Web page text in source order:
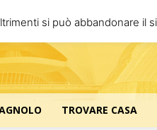
TROVARE CASA
si può abbandonare il